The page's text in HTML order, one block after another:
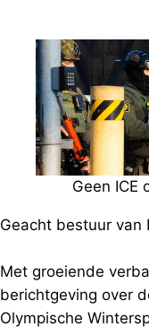
Geen ICE
Geacht bestuur van
Met groeiende
berichtgeving over
Olympische